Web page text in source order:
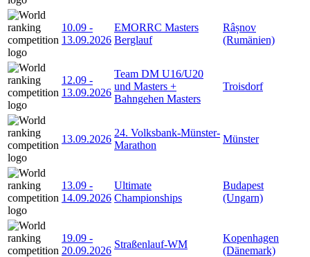
10.09 -
13.09.2026
EMORRC Masters
Berglauf
Râșnov
(Rumänien)
12.09 -
13.09.2026
Team DM U16/U20
und Masters +
Bahngehen Masters
Troisdorf
13.09.2026
24. Volksbank-Münster-
Marathon
Münster
13.09 -
14.09.2026
Ultimate
Championships
Budapest
(Ungarn)
19.09 -
20.09.2026
Straßenlauf-WM
Kopenhagen
(Dänemark)